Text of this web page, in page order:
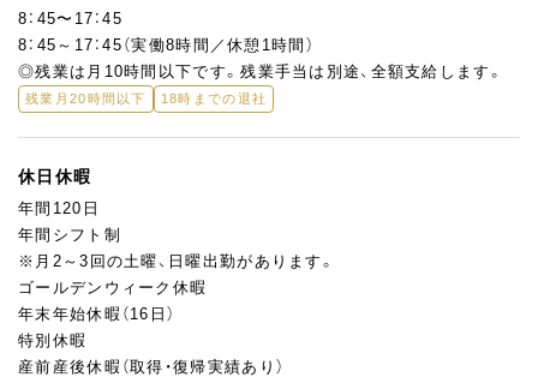
8：45〜17：45
8：45～17：45（実働8時間／休憩1時間）
◎残業は月10時間以下です。残業手当は別途、全額支給します。
残業月20時間以下 18時までの退社
休日休暇
年間120日
年間シフト制
※月2～3回の土曜、日曜出勤があります。
ゴールデンウィーク休暇
年末年始休暇（16日）
特別休暇
産前産後休暇（取得・復帰実績あり）